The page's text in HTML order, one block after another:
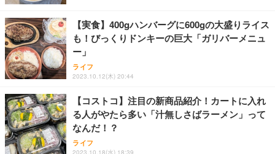
【実食】400gハンバーグに600gの大盛りライス
も！びっくりドンキーの巨大「ガリバーメニュ
ー」
ライフ
2023.10.12(木) 20:44
【コストコ】注目の新商品紹介！カートに入れ
る人がやたら多い「汁無しさばラーメン」って
なんだ！？
ライフ
2023.10.18(水) 18:39